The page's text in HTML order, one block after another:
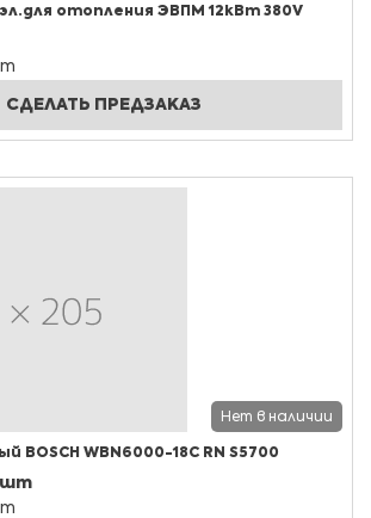
отопления ЭВПМ 12кВт 380V
СДЕЛАТЬ ПРЕДЗАКАЗ
Нет в наличии
BOSСH WBN6000-18C RN S5700
шт